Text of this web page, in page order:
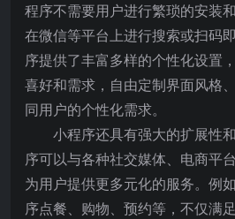
程序不需要用户进行繁琐的安装
在微信等平台上进行搜索或扫码
序提供了丰富多样的个性化设置
喜好和需求，自由定制界面风格
同用户的个性化需求。
小程序还具有强大的扩展性
序可以与各种社交媒体、电商平
为用户提供更多元化的服务。例
序点餐、购物、预约等，不仅满